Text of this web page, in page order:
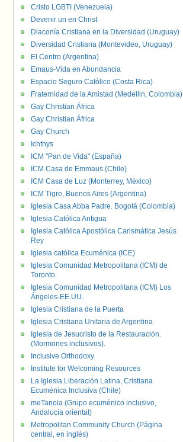
Cristo LGBTI (Venezuela)
Devenir un en Christ
Diaconía Cristiana en la Diversidad (Uruguay)
Diversidad Cristiana (Montevideo, Uruguay)
El Centro (Argentina)
Emaus-Vida en Abundancia
Espacio Seguro Católico (Costa Rica)
Fraternidad de la Amistad (Medellin, Colombia)
Gay Christian África
Gay Christian África
Gay Church
Ichthys
ICM "Pan de Vida" (España)
ICM Casa de Emmaus (Chile)
ICM Casa de Luz (Monterrey, México)
ICM Tigre, Buenos Aires (Argentina)
Iglesia Casa Abba Padre. Bogotá (Colombia)
Iglesia Católica Antigua
Iglesia Católica Apostólica Carismática Jesús
Rey
Iglesia católica Ecuménica (ICE)
Iglesia Comunidad Metropolitana (ICM) de
Toronto
Iglesia Comunidad Metropolitana (ICM) Los
Ángeles-EE.UU.
Iglesia Cristiana de la Puerta
Iglesia Cristiana Unitaria de Argentina
Iglesia de Jesucristo de la Restauración.
(Mormones inclusivos).
Inclusive Orthodoxy
Institute for Welcoming Resources
La Iglesia Liberación Latina, Cristiana
Ecuménica Inclusiva (Chile)
meTanoia (Grupo ecuménico inclusivo,
Andalucía oriental)
Metropolitan Community Church (Página
central, en inglés)